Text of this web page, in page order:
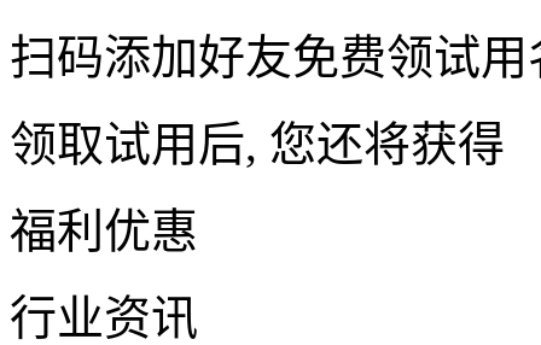
扫码添加好友免费领试用
领取试用后, 您还将获得
福利优惠
行业资讯